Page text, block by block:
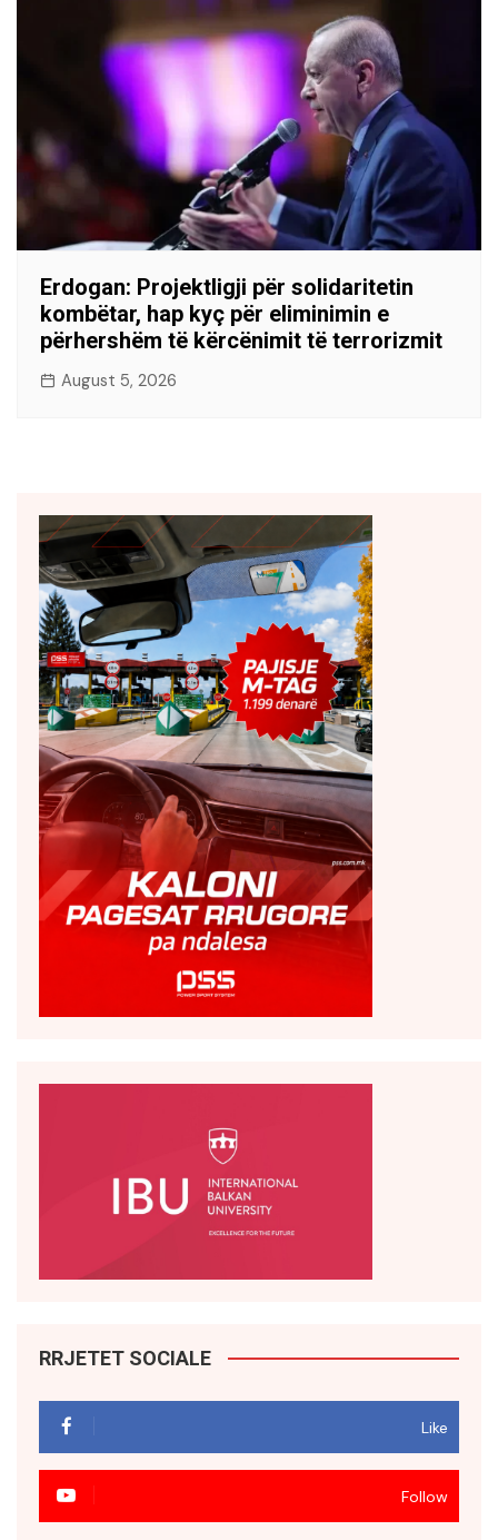
Erdogan: Projektligji për solidaritetin
kombëtar, hap kyç për eliminimin e
përhershëm të kërcënimit të terrorizmit
August 5, 2026
RRJETET SOCIALE
Like
Follow